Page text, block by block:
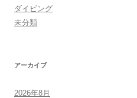
ダイビング
未分類
アーカイブ
2026年8月